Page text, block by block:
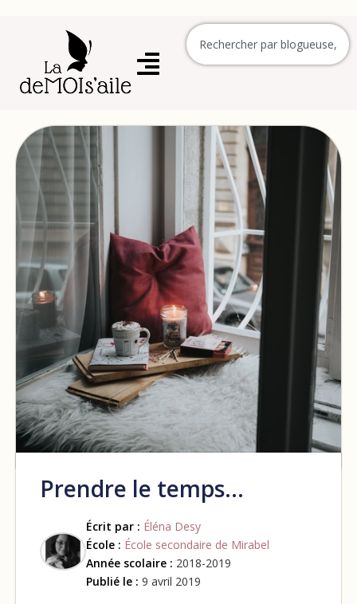
Prendre le temps…
Écrit par : Éléna Desy
École : École secondaire de Mirabel
Année scolaire : 2018-2019
Publié le : 9 avril 2019